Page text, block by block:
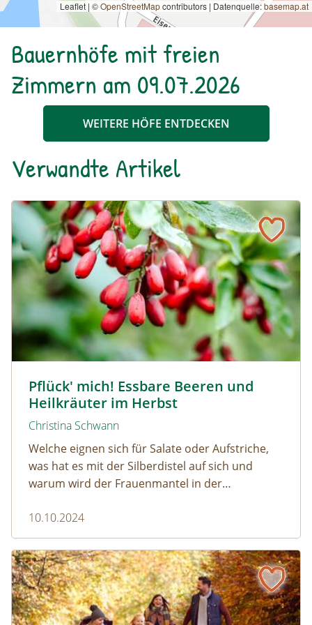
Leaflet | ©OpenStreetMapcontributors | Datenquelle:basemap.at
Bauernhöfe mit freien
Zimmern am 09.07.2026
WEITERE HÖFE ENTDECKEN
Verwandte Artikel
Pflück' mich! Essbare Beeren und
Heilkräuter im Herbst
Christina Schwann
Welche eignen sich für Salate oder Aufstriche,
was hat es mit der Silberdistel auf sich und
warum wird der Frauenmantel in der
10.10.2024
Pflück' mich! Essbare Beeren und Heilkräuter im Herbst
10 Herbstwanderungen für die ganze Familie